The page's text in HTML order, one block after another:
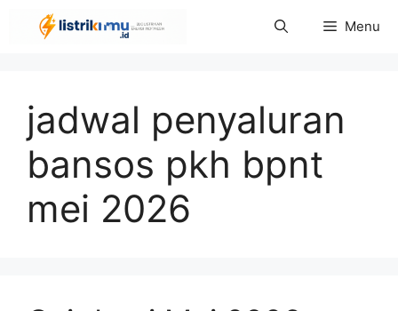
Langsung
Menu
jadwal penyaluran
bansos pkh bpnt
mei 2026